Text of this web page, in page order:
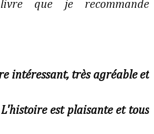
que je recommande
intéressant, très agréable et
est plaisante et tous